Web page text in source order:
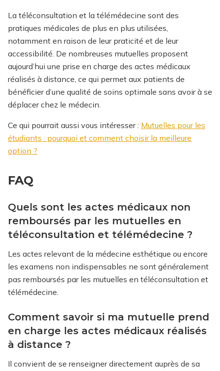
La téléconsultation et la télémédecine sont des
pratiques médicales de plus en plus utilisées,
notamment en raison de leur praticité et de leur
accessibilité. De nombreuses mutuelles proposent
aujourd’hui une prise en charge des actes médicaux
réalisés à distance, ce qui permet aux patients de
bénéficier d’une qualité de soins optimale sans avoir à se
déplacer chez le médecin.
Ce qui pourrait aussi vous intéresser : Mutuelles pour les
étudiants : pourquoi et comment choisir la meilleure
option ?
FAQ
Quels sont les actes médicaux non
remboursés par les mutuelles en
téléconsultation et télémédecine ?
Les actes relevant de la médecine esthétique ou encore
les examens non indispensables ne sont généralement
pas remboursés par les mutuelles en téléconsultation et
télémédecine.
Comment savoir si ma mutuelle prend
en charge les actes médicaux réalisés
à distance ?
Il convient de se renseigner directement auprès de sa